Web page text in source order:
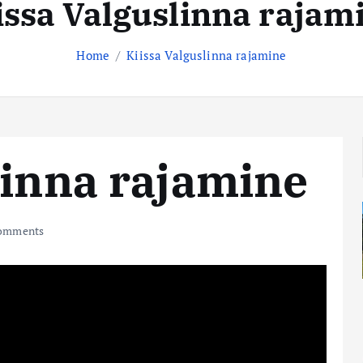
Valguslinna
Home Kiissa Valguslinna rajamine
rajamine